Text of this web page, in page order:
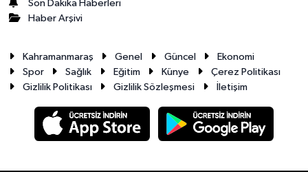
Son Dakika Haberleri
Haber Arşivi
Kahramanmaraş Genel Güncel
Ekonomi
Spor
Sağlık Eğitim Künye
Çerez Politikası
Gizlilik Politikası
Gizlilik Sözleşmesi İletişim